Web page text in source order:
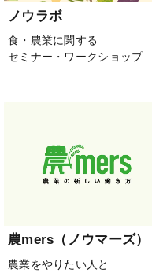
ノウラボ
食・農業に関する
セミナー・ワークショップ
農mers（ノウマーズ）
農業をやりたい人と